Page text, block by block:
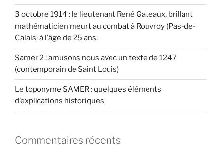
3 octobre 1914 : le lieutenant René Gateaux, brillant
mathématicien meurt au combat à Rouvroy (Pas-de-
Calais) à l’âge de 25 ans.
Samer 2 : amusons nous avec un texte de 1247
(contemporain de Saint Louis)
Le toponyme SAMER : quelques éléments
d’explications historiques
Commentaires récents